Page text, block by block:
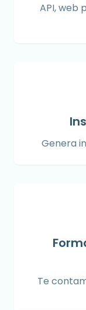
API, web
Genera
Te